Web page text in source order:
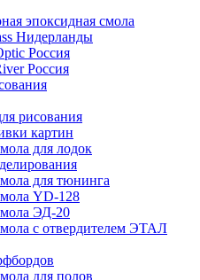
эпоксидная смола
Нидерланды
Россия
Россия
рисования
картин
для лодок
для тюнинга
YD-128
ЭД-20
с отвердителем ЭТАЛ
для полов